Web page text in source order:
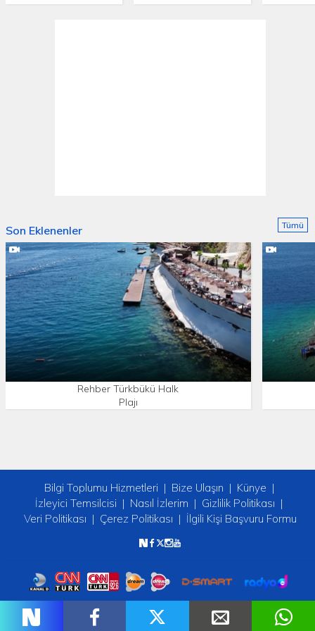
Son Eklenenler
Rehber Türkbükü Halk
Plajı
Tümü
Bilgi Toplumu Hizmetleri Bize Ulaşın
Künye
İzleyici Temsilcisi
Nasıl İzlerim
Gizlilik Politikası
Veri Politikası
Çerez Politikası İlgili Kişi Başvuru Formu